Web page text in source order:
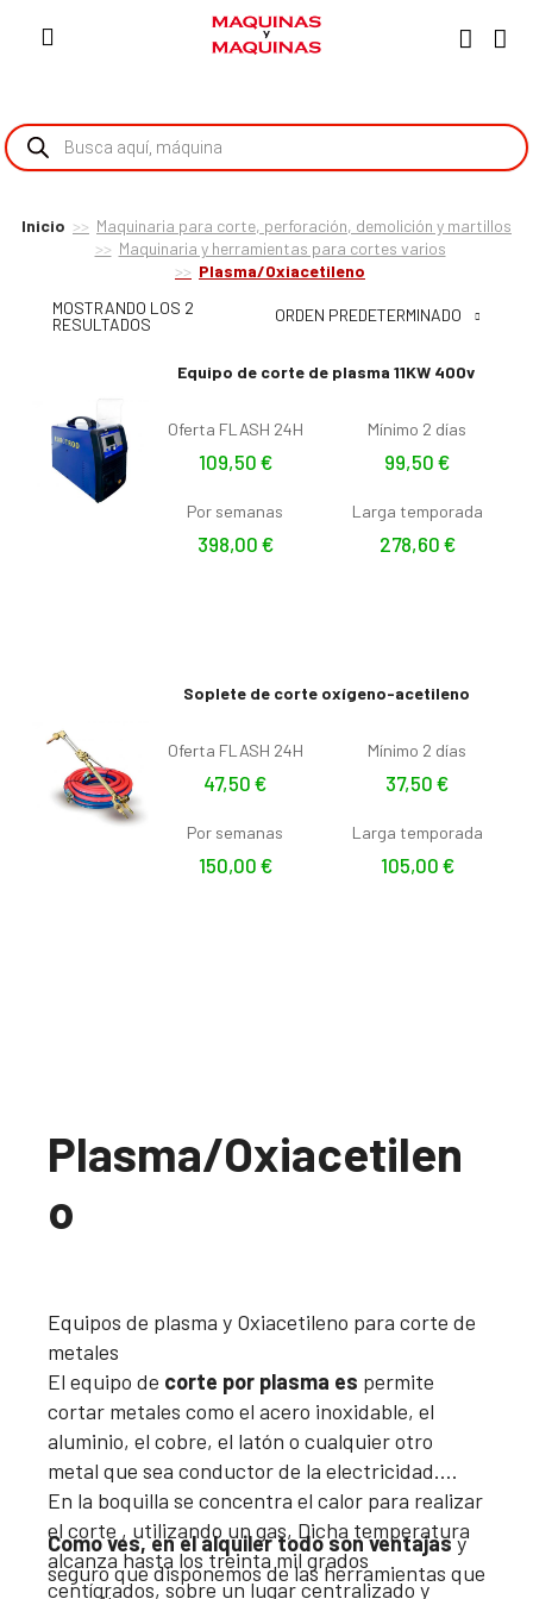
Inicio
Maquinaria para corte, perforación, demolición y martillos
Maquinaria y herramientas para cortes varios
Plasma/Oxiacetileno
MOSTRANDO LOS 2
RESULTADOS
ORDEN PREDETERMINADO
Equipo de corte de plasma 11KW 400v
Oferta FLASH 24H
109,50 €
Mínimo 2 días
99,50 €
Por semanas
398,00 €
Larga temporada
278,60 €
Soplete de corte oxígeno-acetileno
Oferta FLASH 24H
47,50 €
Mínimo 2 días
37,50 €
Por semanas
150,00 €
Larga temporada
105,00 €
Plasma/Oxiacetilen
o
Equipos de plasma y Oxiacetileno para corte de
metales
El equipo de corte por plasma es permite
cortar metales como el acero inoxidable, el
aluminio, el cobre, el latón o cualquier otro
metal que sea conductor de la electricidad.
En la boquilla se concentra el calor para realizar
el corte , utilizando un gas, Dicha temperatura
alcanza hasta los treinta mil grados
centígrados, sobre un lugar centralizado y
Como ves, en el alquiler todo son ventajasy
seguro que disponemos de las herramientas que